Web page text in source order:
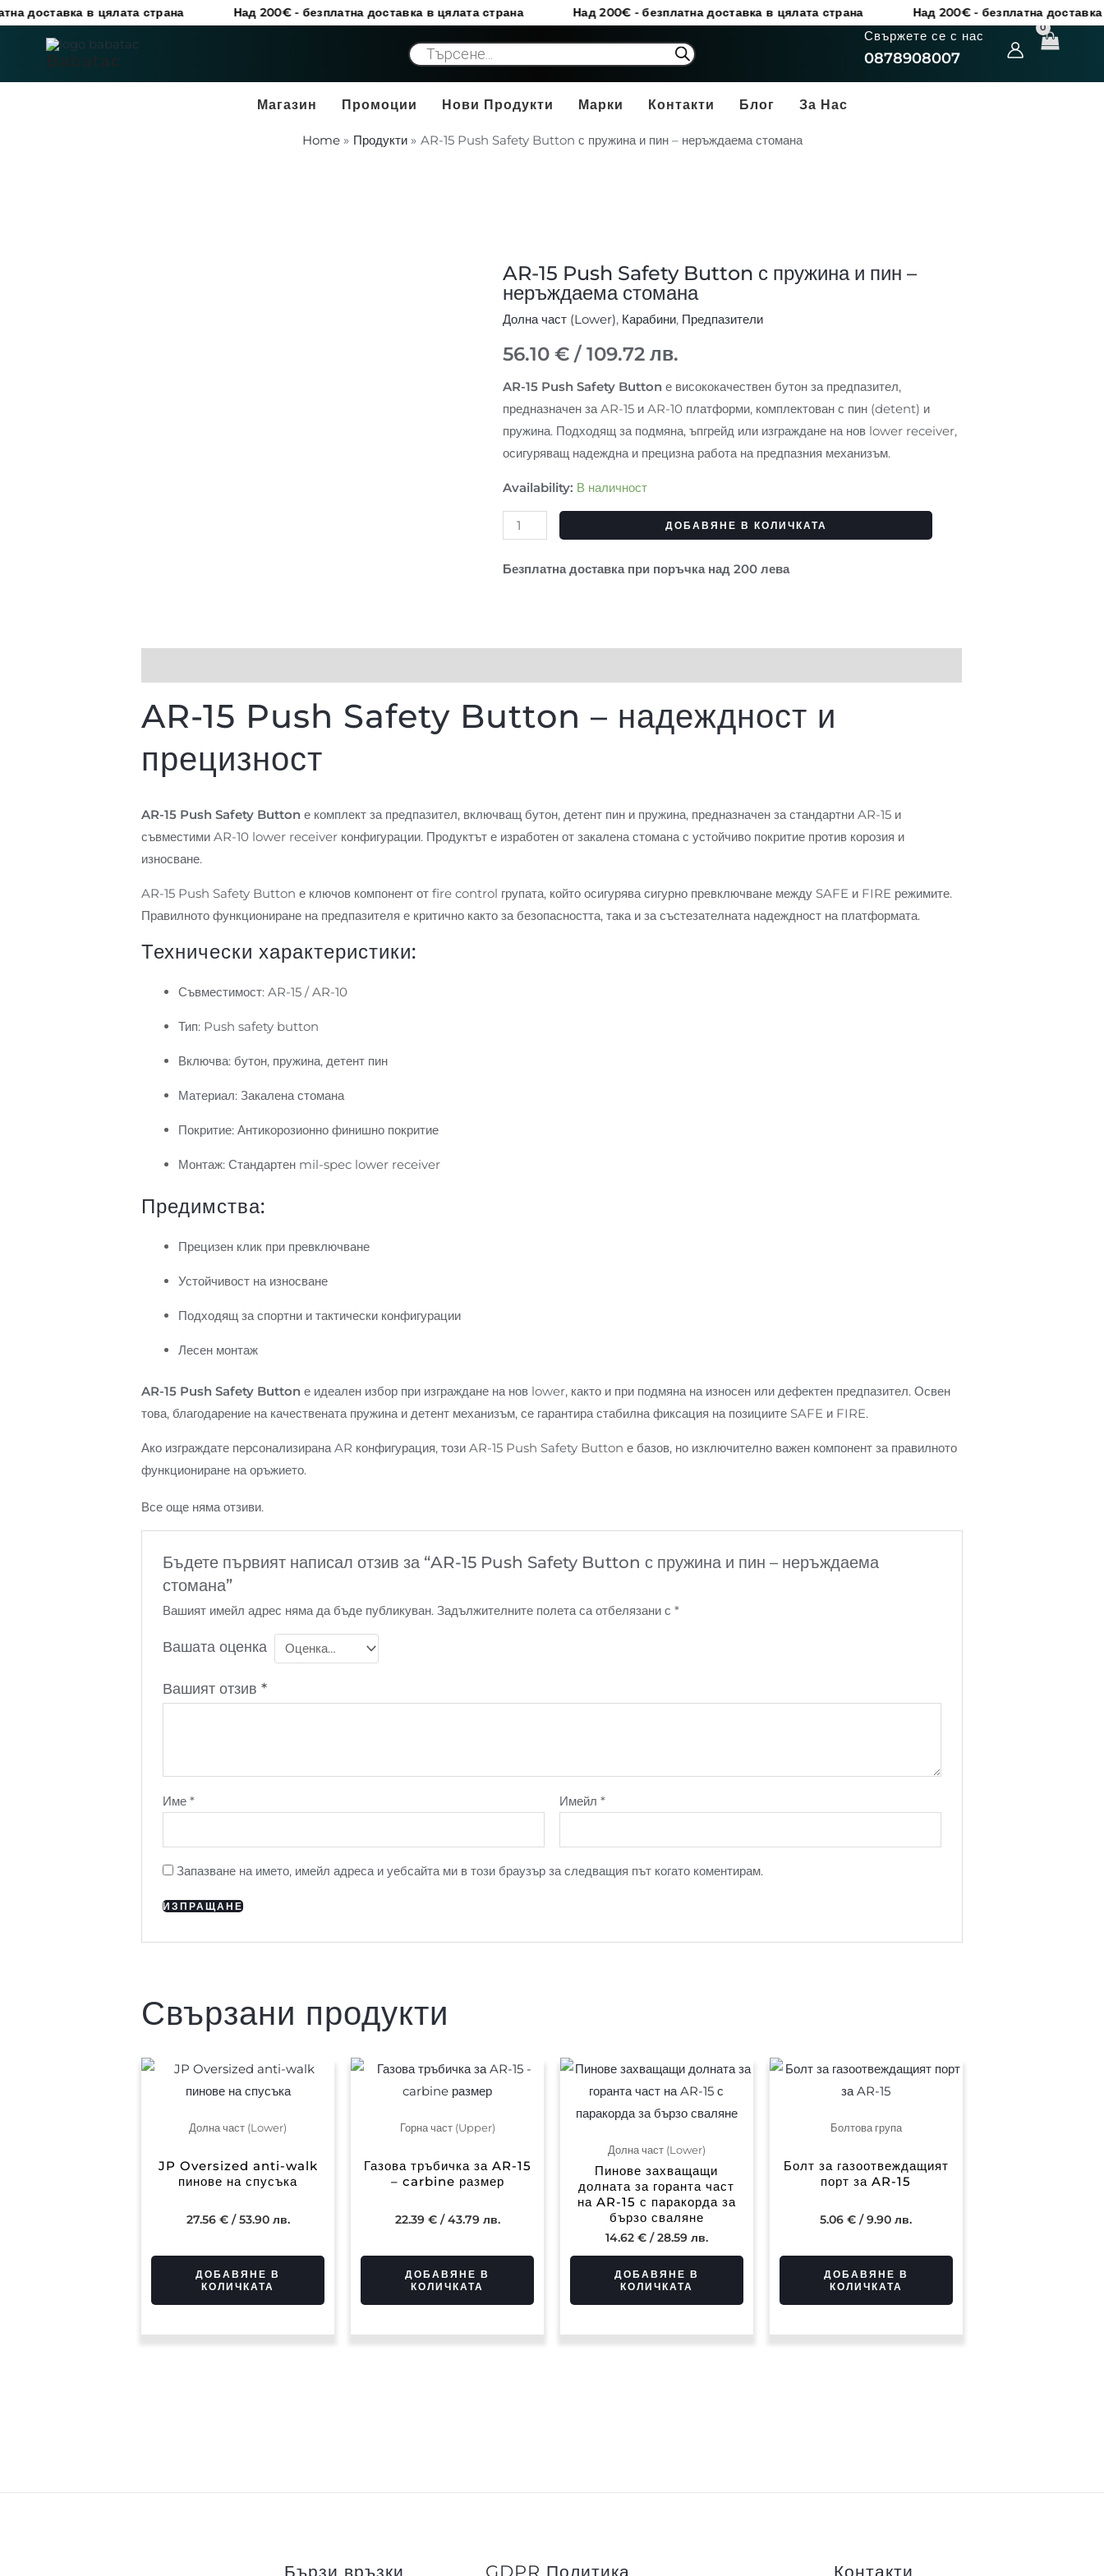
в цялата страна Над 200€ - безплатна доставка в цялата страна Над 200€ - безплатна доставка в цялата страна Над 200€ - безплатна доставка в цялата
Skip
contentBabatac
Products
search
Свържете се с нас
0878908007
Магазин Промоции Нови Продукти Марки Контакти Блог За Нас
Home Продукти AR-15 Push Safety Button с пружина и пин – неръждаема стомана
AR-15 Push Safety Button с пружина и пин –
неръждаема стомана
Долна част (Lower), Карабини, Предпазители
56.10€ / 109.72 лв.
AR-15 Push Safety Button е висококачествен бутон за предпазител,
предназначен за AR-15 и AR-10 платформи, комплектован с пин (detent) и
пружина. Подходящ за подмяна, ъпгрейд или изграждане на нов lower receiver,
осигуряващ надеждна и прецизна работа на предпазния механизъм.
Availability: В наличност
количество
за
AR-
Push
Safety
Button
с
пружина
пин
неръждаема
стомана
ДОБАВЯНЕ В КОЛИЧКАТА
Безплатна доставка при поръчка над 200 лева
AR-15 Push Safety Button – надеждност и
прецизност
AR-15 Push Safety Button е комплект за предпазител, включващ бутон, детент пин и пружина, предназначен за стандартни AR-15 и
съвместими AR-10 lower receiver конфигурации. Продуктът е изработен от закалена стомана с устойчиво покритие против корозия и
износване.
AR-15 Push Safety Button е ключов компонент от fire control групата, който осигурява сигурно превключване между SAFE и FIRE режимите.
Правилното функциониране на предпазителя е критично както за безопасността, така и за състезателната надеждност на платформата.
Технически характеристики:
Съвместимост: AR-15 / AR-10
Тип: Push safety button
Включва: бутон, пружина, детент пин
Материал: Закалена стомана
Покритие: Антикорозионно финишно покритие
Монтаж: Стандартен mil-spec lower receiver
Предимства:
Прецизен клик при превключване
Устойчивост на износване
Подходящ за спортни и тактически конфигурации
Лесен монтаж
AR-15 Push Safety Button е идеален избор при изграждане на нов lower, както и при подмяна на износен или дефектен предпазител. Освен
това, благодарение на качествената пружина и детент механизъм, се гарантира стабилна фиксация на позициите SAFE и FIRE.
Ако изграждате персонализирана AR конфигурация, този AR-15 Push Safety Button е базов, но изключително важен компонент за правилното
функциониране на оръжието.
Все още няма отзиви.
Бъдете първият написал отзив за “AR-15 Push Safety Button с пружина и пин – неръждаема
стомана”
Вашият имейл адрес няма да бъде публикуван. Задължителните полета са отбелязани с*
Вашата оценка
Вашият отзив*
Име* Имейл*
Запазване на името, имейл адреса и уебсайта ми в този браузър за следващия път когато коментирам.
Свързани продукти
Долна част (Lower)
JP Oversized anti-walk
пинове на спусъка
27.56 €/ 53.90 лв.
ДОБАВЯНЕ В
КОЛИЧКАТА
Горна част (Upper)
Газова тръбичка за AR-15
– carbine размер
22.39 €/ 43.79 лв.
ДОБАВЯНЕ В
КОЛИЧКАТА
Долна част (Lower)
Пинове захващащи
долната за горанта част
на AR-15 с паракорда за
бързо сваляне
14.62 €/ 28.59 лв.
ДОБАВЯНЕ В
КОЛИЧКАТА
Болтова група
Болт за газоотвеждащият
порт за AR-15
5.06€ / 9.90 лв.
ДОБАВЯНЕ В
КОЛИЧКАТА
Бързи връзки GDPR Политика Контакти